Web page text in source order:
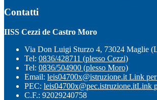
Contatti
IISS Cezzi de Castro Moro
Via Don Luigi Sturzo 4, 73024 Maglie
Tel: 0836/428711 (plesso Cezzi)
Tel: 0836/504900 (plesso Moro)
Email: leis04700x@istruzione.it Link
PEC: leis04700x@pec.istruzione.itLink
C.F.: 92029240758